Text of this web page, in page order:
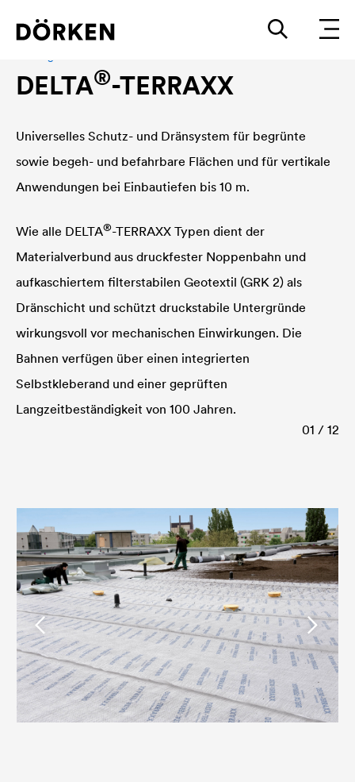
DELTA®-TERRAXX
Universelles Schutz- und Dränsystem für begrünte
sowie begeh- und befahrbare Flächen und für vertikale
Anwendungen bei Einbautiefen bis 10 m.
Wie alle DELTA®-TERRAXX Typen dient der
Materialverbund aus druckfester Noppenbahn und
aufkaschiertem filterstabilen Geotextil (GRK 2) als
Dränschicht und schützt druckstabile Untergründe
wirkungsvoll vor mechanischen Einwirkungen. Die
Bahnen verfügen über einen integrierten
Selbstkleberand und einer geprüften
Langzeitbeständigkeit von 100 Jahren.
01 / 12